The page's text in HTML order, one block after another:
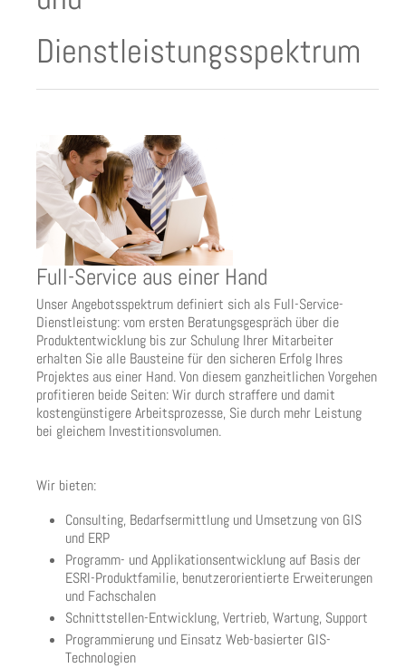
Dienstleistungsspektrum
Full-Service aus einer Hand
Unser Angebotsspektrum definiert sich als Full-Service-
Dienstleistung: vom ersten Beratungsgespräch über die
Produktentwicklung bis zur Schulung Ihrer Mitarbeiter
erhalten Sie alle Bausteine für den sicheren Erfolg Ihres
Projektes aus einer Hand. Von diesem ganzheitlichen Vorgehen
profitieren beide Seiten: Wir durch straffere und damit
kostengünstigere Arbeitsprozesse, Sie durch mehr Leistung
bei gleichem Investitionsvolumen.
Wir bieten:
Consulting, Bedarfsermittlung und Umsetzung von GIS
und ERP
Programm- und Applikationsentwicklung auf Basis der
ESRI-Produktfamilie, benutzerorientierte Erweiterungen
und Fachschalen
Schnittstellen-Entwicklung, Vertrieb, Wartung, Support
Programmierung und Einsatz Web-basierter GIS-
Technologien